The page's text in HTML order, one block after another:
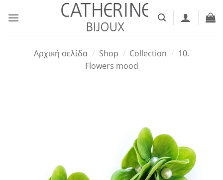
στο
Αρχική σελίδα / Shop / Collection / 10.
Flowers mood